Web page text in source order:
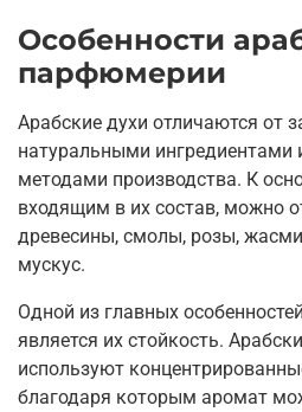
Особенности
парфюмерии
Арабские духи отличаются от
натуральными ингредиентами
методами производства. К
входящим в их состав, можно
древесины, смолы, розы,
мускус.
Одной из главных
является их стойкость.
используют
благодаря которым аромат